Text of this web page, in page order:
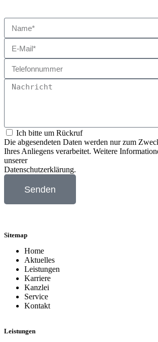
Ich bitte um Rückruf
Die abgesendeten Daten werden nur zum
Ihres Anliegens verarbeitet. Weitere
unserer
Datenschutzerklärung.
Senden
Sitemap
Home
Aktuelles
Leistungen
Karriere
Kanzlei
Service
Kontakt
Leistungen